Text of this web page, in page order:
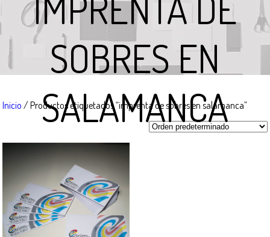
SOBRES EN
SALAMANCA
Inicio / Productos etiquetados “imprenta de sobres en salamanca”